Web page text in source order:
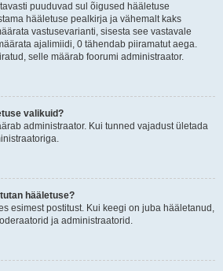
puuduvad sul õigused hääletuse
hääletuse pealkirja ja vähemalt kaks
vastusevarianti, sisesta see vastavale
ajalimiidi, 0 tähendab piiramatut aega.
selle määrab foorumi administraator.
valikuid?
administraator. Kui tunned vajadust ületada
hääletuse?
esimest postitust. Kui keegi on juba hääletanud,
ja administraatorid.